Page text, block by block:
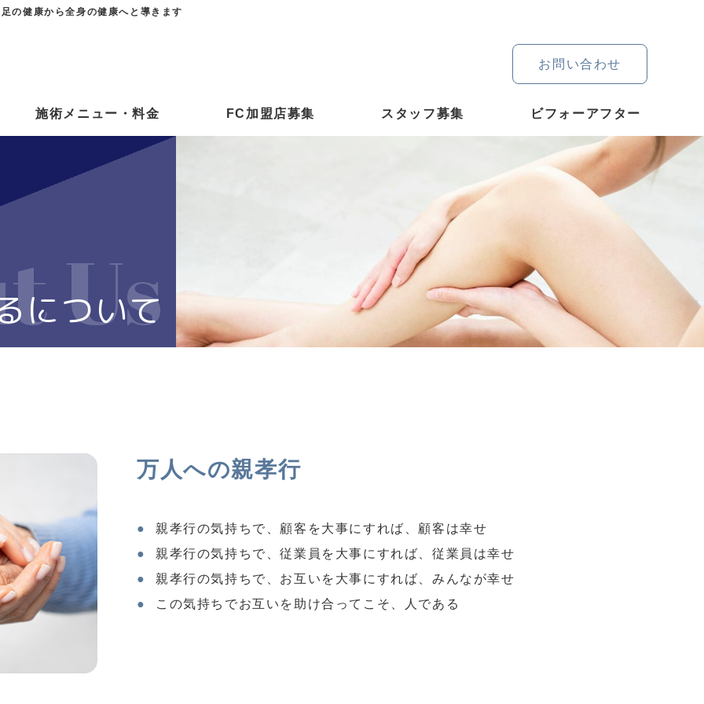
の健康から全身の健康へと導きます
お問い合わせ
施術メニュー・料金 FC加盟店募集 スタッフ募集 ビフォーアフター
について
Us
万人への親孝行
親孝行の気持ちで、顧客を大事にすれば、顧客は幸せ
親孝行の気持ちで、従業員を大事にすれば、従業員は幸せ
親孝行の気持ちで、お互いを大事にすれば、みんなが幸せ
この気持ちでお互いを助け合ってこそ、人である